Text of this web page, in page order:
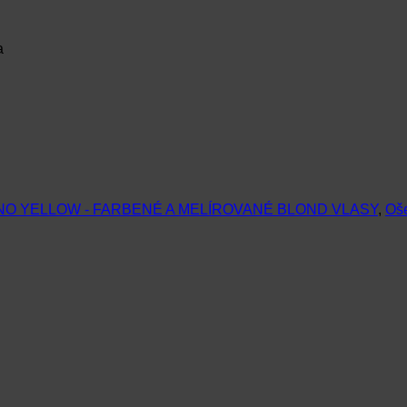
YELLOW - FARBENÉ A MELÍROVANÉ BLOND VLASY,